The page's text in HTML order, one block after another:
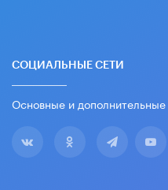
СОЦИАЛЬНЫЕ СЕТИ
Основные и